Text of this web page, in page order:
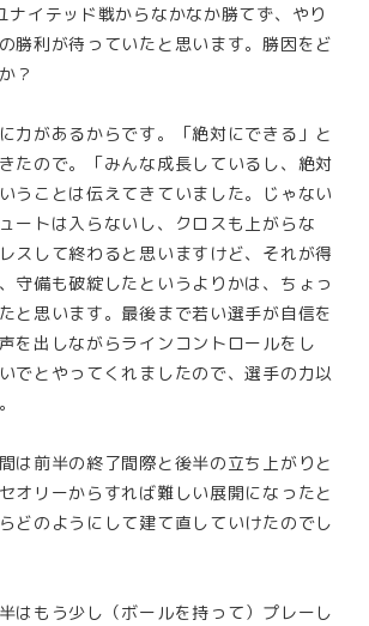
ナイテッド戦からなかなか勝てず、やり
勝利が待っていたと思います。勝因をど
？
力があるからです。「絶対にできる」と
たので。「みんな成長しているし、絶対
うことは伝えてきていました。じゃない
ートは入らないし、クロスも上がらな
スして終わると思いますけど、それが得
守備も破綻したというよりかは、ちょっ
と思います。最後まで若い選手が自信を
を出しながらラインコントロールをし
でとやってくれましたので、選手の力以
は前半の終了間際と後半の立ち上がりと
オリーからすれば難しい展開になったと
どのようにして建て直していけたのでし
はもう少し（ボールを持って）プレーし